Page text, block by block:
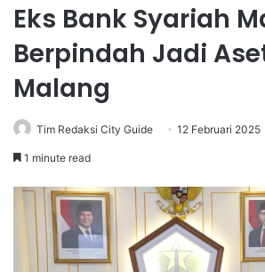
Eks Bank Syariah
Berpindah Jadi
Malang
Tim Redaksi City Guide 12 Februari 2025
1 minute read